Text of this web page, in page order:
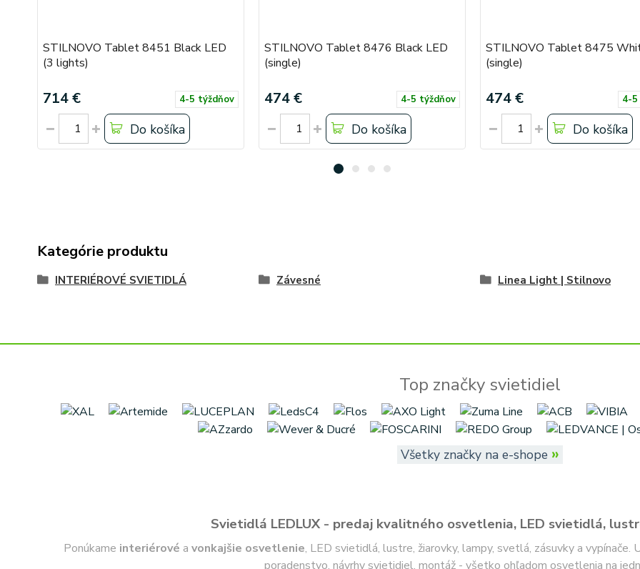
STILNOVO Tablet 8451 Black LED
(3 lights)
714 € 4-5 týždňov
Do košíka
STILNOVO Tablet 8476 Black LED
(single)
474 € 4-5 týždňov
Do košíka
STILNOVO Tablet 8475
(single)
474 € 4-
Do košíka
Kategórie produktu
INTERIÉROVÉ SVIETIDLÁ Závesné Linea Light | Stilnovo
Top značky svietidiel
Všetky značky na e-shope »
Svietidlá LEDLUX - predaj kvalitného osvetlenia, LED svietidlá,
Ponúkame interiérové a vonkajšie osvetlenie, LED svietidlá, lustre, žiarovky, lampy, svetlá, zásuvky a
poradenstvo, návrhy svietidiel, montáž - všetko ohľadom osvetlenia na